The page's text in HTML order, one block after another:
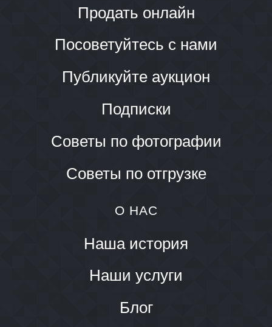
Продать онлайн
Посоветуйтесь с нами
Публикуйте аукцион
Подписки
Советы по фотографии
Советы по отгрузке
О НАС
Наша история
Наши услуги
Блог